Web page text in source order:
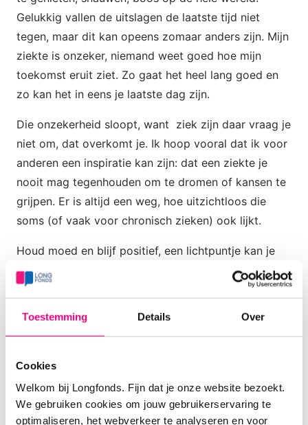
Toestemming Details Over
Cookies
Welkom bij Longfonds. Fijn dat je onze website bezoekt.
We gebruiken cookies om jouw gebruikerservaring te
optimaliseren, het webverkeer te analyseren en voor
Gelukkig vallen de uitslagen de laatste tijd niet
tegen, maar dit kan opeens zomaar anders zijn. Mijn
ziekte is onzeker, niemand weet goed hoe mijn
toekomst eruit ziet. Zo gaat het heel lang goed en
zo kan het in eens je laatste dag zijn.
Die onzekerheid sloopt, want ziek zijn daar vraag je
niet om, dat overkomt je. Ik hoop vooral dat ik voor
anderen een inspiratie kan zijn: dat een ziekte je
nooit mag tegenhouden om te dromen of kansen te
grijpen. Er is altijd een weg, hoe uitzichtloos die
soms (of vaak voor chronisch zieken) ook lijkt.
Houd moed en blijf positief, een lichtpuntje kan je
altijd vinden en vaak op de meest onverwachtse
momenten. Leef iedere dag alsof het de laatste is.
te reageren
reactie
gaan?